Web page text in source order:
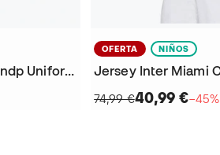
Jersey Inter Miami Cf Segundp Uniforme 2026-2027
OFERTA NIÑOS
74,99 €40,99 €−45%